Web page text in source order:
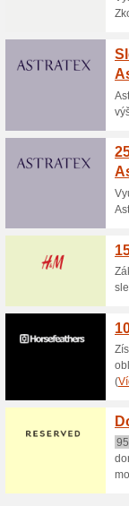
5 %
100%
Sleva
košíku
a
15
100%
Sleva